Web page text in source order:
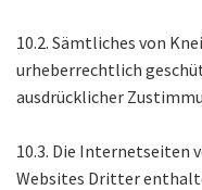
10.2. Sämtliches von
urheberrechtlich
ausdrücklicher
10.3. Die Internetseiten
Websites Dritter